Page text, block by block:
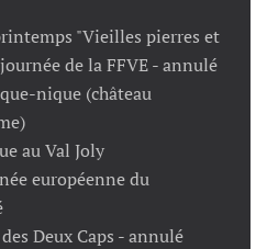
"Vieilles pierres et
de la FFVE - annulé
nique (château
au Val Joly
européenne du
Deux Caps - annulé